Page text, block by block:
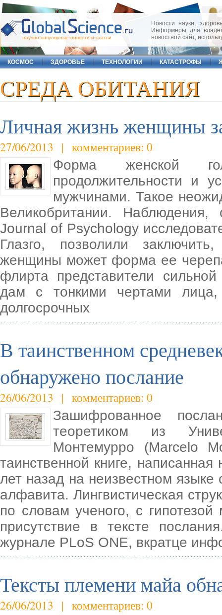
научно-популярные новости и статьи
Новости науки,
Информеры для
новостной сайт,
КОСМОС ЗДОРОВЬЕ ТЕХНОЛОГИИ КАТАСТРОФЫ
СРЕДА ОБИТАНИЯ
Личная жизнь женщины
27/06/2013 | комментариев: 0
Форма женской
продолжительности и
мужчинами. Такое
Великобритании.
Journal of Psychology
Глазго, позволили
женщины может форма ее
флирта представители
дам с тонкими чертами
долгосрочных
В таинственном
обнаружено послание
26/06/2013 | комментариев: 0
Зашифрованное
теоретиком из
Монтемурро (Marcelo
таинственной книге,
лет назад на неизвестном языке
алфавита. Лингвистическая
по словам ученого, с
присутствие в тексте
журнале PLoS ONE, вкратце
Тексты племени майа
26/06/2013 | комментариев: 0